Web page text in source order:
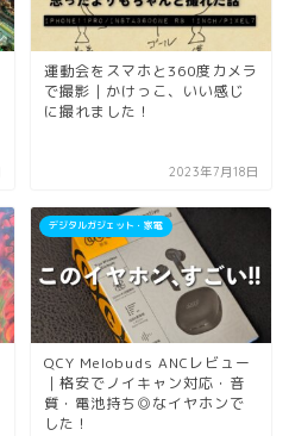
運動会をスマホと360度カメラ
で撮影｜かけっこ、いい感じ
に撮れました！
2023年7月18日
デジタルガジェット・家電
QCY Melobuds ANCレビュー
｜格安でノイキャン対応・音
質・電池持ち◎なイヤホンで
した！